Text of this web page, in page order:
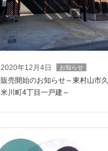
2020年12月4日 お知らせ
販売開始のお知らせ～東村山市久
米川町4丁目一戸建～